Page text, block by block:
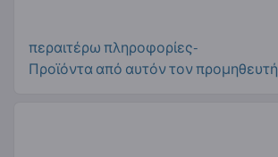
περαιτέρω πληροφορίες-
Προϊόντα από αυτόν τον προμηθευτή